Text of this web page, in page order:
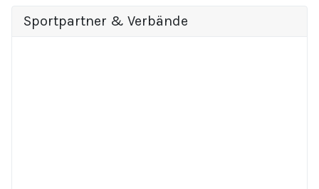
Sportpartner & Verbände